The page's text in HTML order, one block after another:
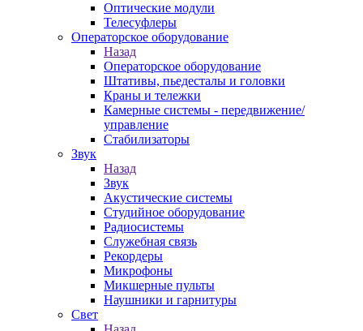
Оптические модули
Телесуфлеры
Операторское оборудование
Назад
Операторское оборудование
Штативы, пьедесталы и головки
Краны и тележки
Камерные системы - передвижение/
управление
Стабилизаторы
Звук
Назад
Звук
Акустические системы
Студийное оборудование
Радиосистемы
Служебная связь
Рекордеры
Микрофоны
Микшерные пульты
Наушники и гарнитуры
Свет